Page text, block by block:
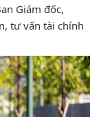
Giám đốc,
tư vấn tài chính